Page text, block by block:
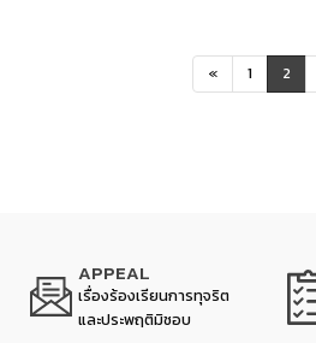
« 1 2
APPEAL
เรื่องร้องเรียนการทุจริต
และประพฤติมิชอบ